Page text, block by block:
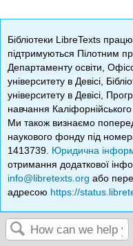
Бібліотеки LibreTexts
підтримуються Пілотним
Департаменту освіти,
університету в Девісі,
університету в Девісі,
навчання
Ми також визнаємо
наукового фонду під
1413739. Юридична
отримання додаткової
info@libretexts.org або
адресою https://